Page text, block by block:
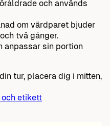
och används
om värdparet bjuder
två gånger.
anpassar sin portion
tur, placera dig i mitten,
och etikett